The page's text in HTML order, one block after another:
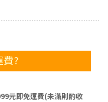
費?
元即免運費(未滿則酌收